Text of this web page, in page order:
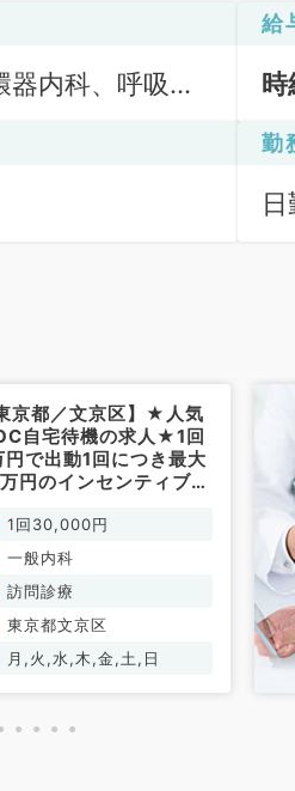
器内科、呼吸器
給
勤
東京都／文京区】★人気
自宅待機の求人★1回
円で出動1回につき最大
円のインセンティブあ
の方が対応（一般内科
常勤）
1回30,000円
一般内科
訪問診療
東京都文京区
月,火,水,木,金,土,日